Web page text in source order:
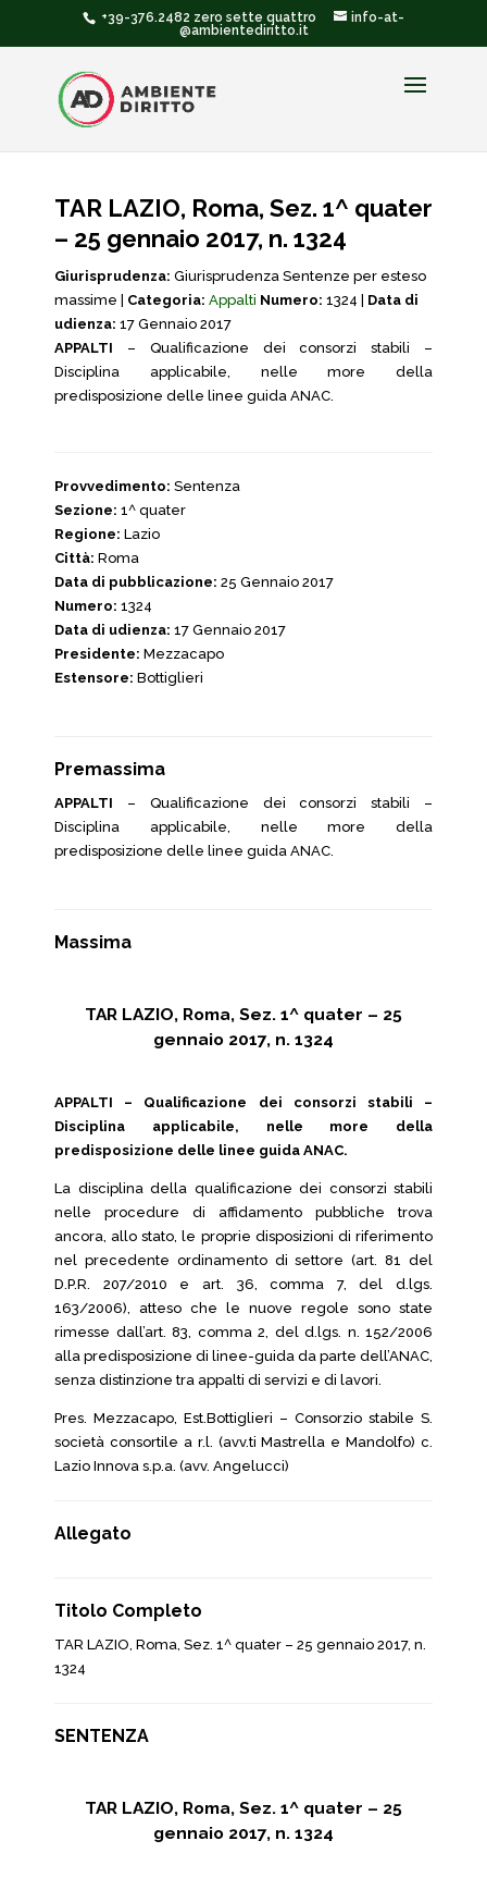
+39-376.2482 zero sette quattro
info-at-
@ambientediritto.it
TAR LAZIO, Roma, Sez. 1^ quater
– 25 gennaio 2017, n. 1324
Giurisprudenza: Giurisprudenza Sentenze per esteso
massime | Categoria: Appalti Numero: 1324 | Data di
udienza: 17 Gennaio 2017
APPALTI – Qualificazione dei consorzi stabili –
Disciplina applicabile, nelle more della
predisposizione delle linee guida ANAC.
Provvedimento: Sentenza
Sezione: 1^ quater
Regione: Lazio
Città: Roma
Data di pubblicazione: 25 Gennaio 2017
Numero: 1324
Data di udienza: 17 Gennaio 2017
Presidente: Mezzacapo
Estensore: Bottiglieri
Premassima
APPALTI – Qualificazione dei consorzi stabili –
Disciplina applicabile, nelle more della
predisposizione delle linee guida ANAC.
Massima
TAR LAZIO, Roma, Sez. 1^ quater – 25
gennaio 2017, n. 1324
APPALTI – Qualificazione dei consorzi stabili –
Disciplina applicabile, nelle more della
predisposizione delle linee guida ANAC.
La disciplina della qualificazione dei consorzi stabili
nelle procedure di affidamento pubbliche trova
ancora, allo stato, le proprie disposizioni di riferimento
nel precedente ordinamento di settore (art. 81 del
D.P.R. 207/2010 e art. 36, comma 7, del d.lgs.
163/2006), atteso che le nuove regole sono state
rimesse dall’art. 83, comma 2, del d.lgs. n. 152/2006
alla predisposizione di linee-guida da parte dell’ANAC,
senza distinzione tra appalti di servizi e di lavori.
Pres. Mezzacapo, Est.Bottiglieri – Consorzio stabile S.
società consortile a r.l. (avv.ti Mastrella e Mandolfo) c.
Lazio Innova s.p.a. (avv. Angelucci)
Allegato
Titolo Completo
TAR LAZIO, Roma, Sez. 1^ quater – 25 gennaio 2017, n.
1324
SENTENZA
TAR LAZIO, Roma, Sez. 1^ quater – 25
gennaio 2017, n. 1324